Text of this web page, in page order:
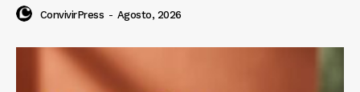
ConvivirPress - Agosto, 2026